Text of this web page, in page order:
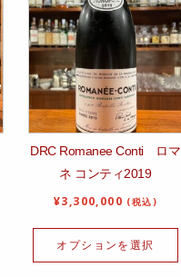
DRC Romanee Conti ロマ
ネ コンティ2019
¥3,300,000 (税込)
オプションを選択